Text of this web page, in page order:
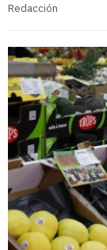
Redacción